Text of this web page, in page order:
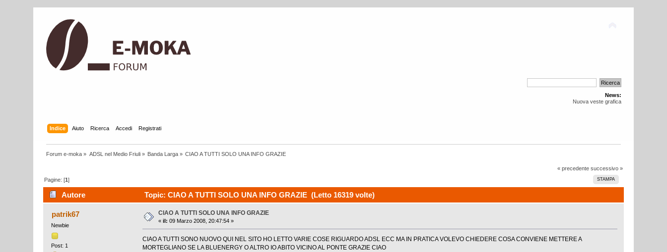
News:
Nuova veste grafica
Indice Aiuto Ricerca Accedi Registrati
Forum e-moka » ADSL nel Medio Friuli» Banda Larga » CIAO A TUTTI SOLO UNA INFO GRAZIE
« precedente successivo »
STAMPA
Pagine: [1]
Autore Topic: CIAO A TUTTI SOLO UNA INFO GRAZIE (Letto 16319 volte)
patrik67
Newbie
Post: 1
CIAO A TUTTI SOLO UNA INFO GRAZIE
«il: 09 Marzo 2008, 20:47:54 »
CIAO A TUTTI SONO NUOVO QUI NEL SITO HO LETTO VARIE COSE RIGUARDO ADSL ECC MA IN PRATICA VOLEVO CHIEDERE COSA CONVIENE METTERE A
MORTEGLIANO SE LA BLUENERGY O ALTRO IO ABITO VICINO AL PONTE GRAZIE CIAO